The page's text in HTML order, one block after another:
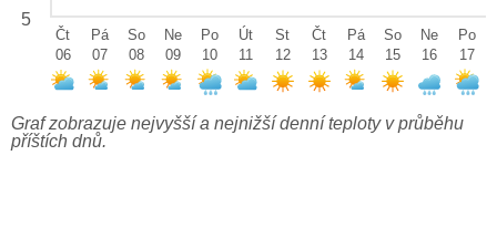
5
Čt
06
Pá
07
So
08
Ne
09
Po
10
Út
11
St
12
Čt
13
Pá
14
So
15
Ne
16
Po
17
Graf zobrazuje nejvyšší a nejnižší denní teploty v průběhu
příštích dnů.